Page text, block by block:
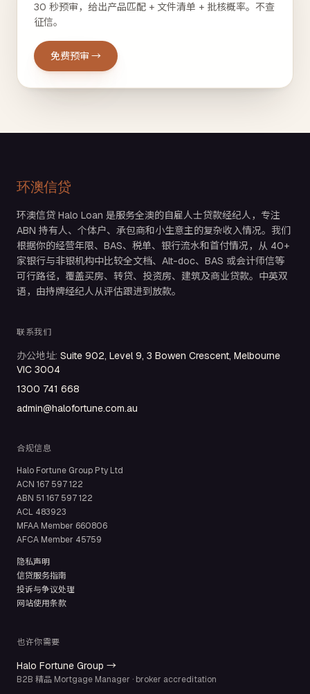
30 秒预审，给出产品匹配 + 文件清单 + 批核概率。不查
征信。
免费预审 →
环澳信贷
环澳信贷 Halo Loan 是服务全澳的自雇人士贷款经纪人，专注
ABN 持有人、个体户、承包商和小生意主的复杂收入情况。我们
根据你的经营年限、BAS、税单、银行流水和首付情况，从 40+
家银行与非银机构中比较全文档、Alt-doc、BAS 或会计师信等
可行路径，覆盖买房、转贷、投资房、建筑及商业贷款。中英双
语，由持牌经纪人从评估跟进到放款。
联系我们
办公地址: Suite 902, Level 9, 3 Bowen Crescent, Melbourne
VIC 3004
1300 741 668
admin@halofortune.com.au
合规信息
Halo Fortune Group Pty Ltd
ACN 167 597 122
ABN 51 167 597 122
ACL 483923
MFAA Member 660806
AFCA Member 45759
隐私声明
信贷服务指南
投诉与争议处理
网站使用条款
也许你需要
Halo Fortune Group →
B2B 精品 Mortgage Manager · broker accreditation